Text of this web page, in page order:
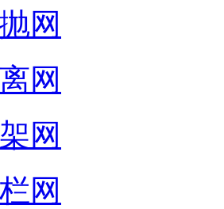
网
网
网
网